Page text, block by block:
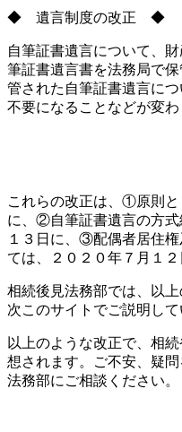
◆ 遺言制度の改正 ◆
自筆証書遺言について、
筆証書遺言書を法務局で
管された自筆証書遺言に
不要になることなどが変わ
これらの改正は、①原則
に、②自筆証書遺言の方式
１３日に、③配偶者居住
ては、２０２０年７月１
相続後見法務部では、以
次このサイトでご説明して
以上のような改正で、相
想されます。ご不安、疑
法務部にご相談ください。